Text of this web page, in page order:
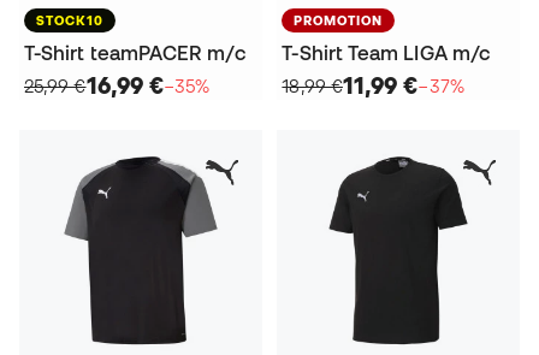
STOCK10
T-Shirt teamPACER m/c
25,99 €16,99 €−35%
PROMOTION
T-Shirt Team LIGA m/c
18,99 €11,99 €−37%